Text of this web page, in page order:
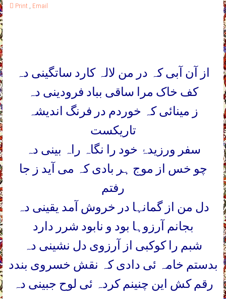
Print , Email
از آن آبی کہ در من لالہ کارد ساتگینی دہ
کف خاک مرا ساقی بباد فرودینی دہ
ز مینائی کہ خوردم در فرنگ اندیشہ
تاریکست
سفر ورزیدہ خود را نگاہ راہ بینی دہ
چو خس از موج ہر بادی کہ می آید ز جا
رفتم
دل من از گمانہا در خروش آمد یقینی دہ
بجانم آرزوہا بود و نابود شرر دارد
شبم را کوکبی از آرزوی دل نشینی دہ
بدستم خامہ ئی دادی کہ نقش خسروی بندد
رقم کش این چنینم کردہ ئی لوح جبینی دہ